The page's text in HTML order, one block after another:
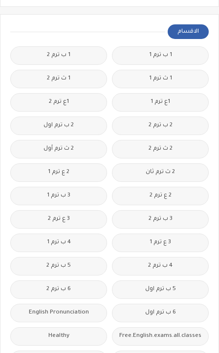
الاقسام
1 ب ترم 1 1 ب ترم 2
1 ث ترم 1 1 ث ترم 2
1ع ترم 1 1ع ترم 2
2 ب ترم 2 2 ب ترم اول
2 ث ترم 2 2 ث ترم أول
2 ث ترم ثان 2 ع ترم 1
2 ع ترم 2 3 ب ترم 1
3 ب ترم 2 3 ع ترم 2
3 ع ترم 1 4 ب ترم 1
4 ب ترم 2 5 ب ترم 2
5 ب ترم اول 6 ب ترم 2
6 ب ترم اول English Pronunciation
Free.English.exams.all.classes
Healthy